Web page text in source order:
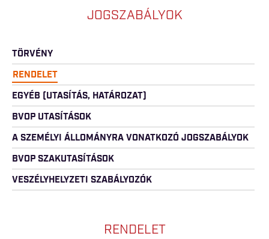
JOGSZABÁLYOK
TÖRVÉNY
RENDELET
EGYÉB (UTASÍTÁS, HATÁROZAT)
BVOP UTASÍTÁSOK
A SZEMÉLYI ÁLLOMÁNYRA VONATKOZÓ JOGSZABÁLYOK
BVOP SZAKUTASÍTÁSOK
VESZÉLYHELYZETI SZABÁLYOZÓK
RENDELET